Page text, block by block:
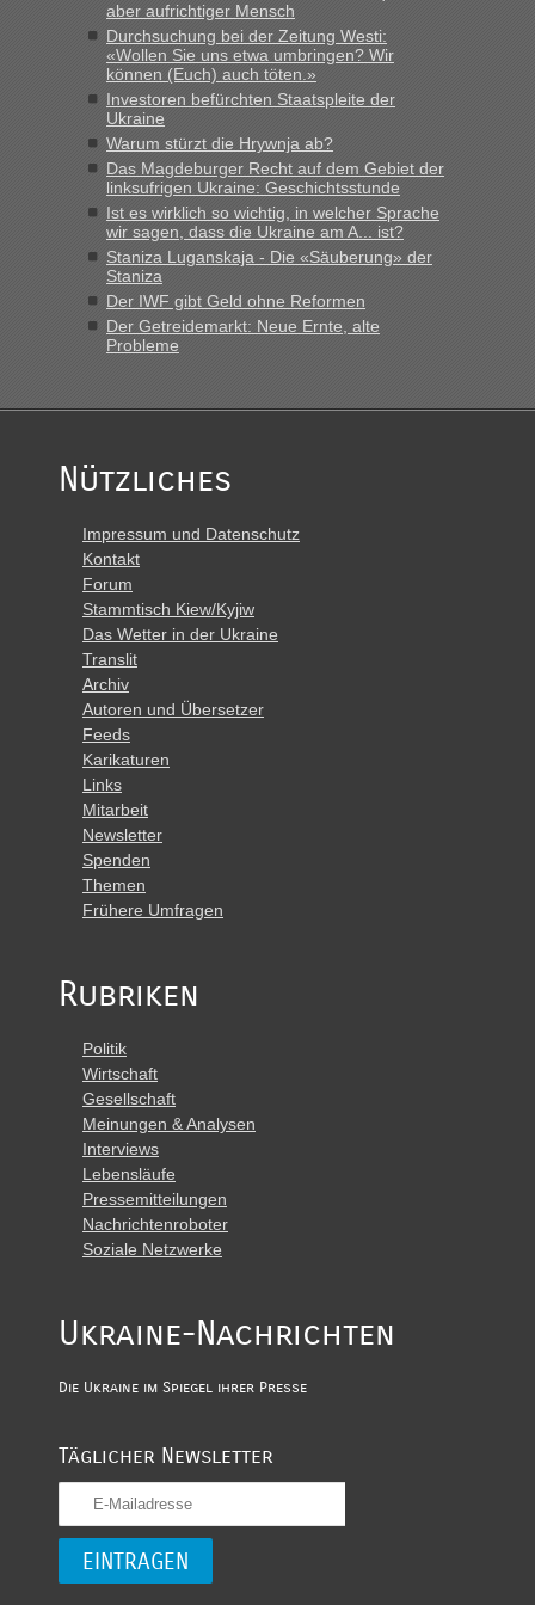
das erste Mal an einem Montagmorgen ca. 15 Fahrzeuge
vor mir, bin sonst der Erste oder Zweite, egal, nach ca 20
Minuten wurde dann die nächste Welle...“
Berichte und Reisetipps • Re: An welchem
Grenzübergang zwischen Polen und der Ukraine geht es am
schnellsten?
„Derzeit, ist es überall sehr voll an den Grenzen Ukraine/
Polen. Zb. Krakovets 100 PKW ca. 10 h Wartezeit. Wollen
Montag rüber, versuchen es sehr früh.“
aber aufrichtiger Mensch
Durchsuchung bei der Zeitung Westi:
«Wollen Sie uns etwa umbringen? Wir
können (Euch) auch töten.»
Investoren befürchten Staatspleite der
Ukraine
Warum stürzt die Hrywnja ab?
Das Magdeburger Recht auf dem Gebiet der
linksufrigen Ukraine: Geschichtsstunde
Ist es wirklich so wichtig, in welcher Sprache
wir sagen, dass die Ukraine am A... ist?
Staniza Luganskaja - Die «Säuberung» der
Staniza
Der IWF gibt Geld ohne Reformen
Der Getreidemarkt: Neue Ernte, alte
Probleme
Nützliches
Impressum und Datenschutz
Kontakt
Forum
Stammtisch Kiew/Kyjiw
Das Wetter in der Ukraine
Translit
Archiv
Autoren und Übersetzer
Feeds
Karikaturen
Links
Mitarbeit
Newsletter
Spenden
Themen
Frühere Umfragen
Rubriken
Politik
Wirtschaft
Gesellschaft
Meinungen & Analysen
Interviews
Lebensläufe
Pressemitteilungen
Nachrichtenroboter
Soziale Netzwerke
Ukraine-Nachrichten
Die Ukraine im Spiegel ihrer Presse
Täglicher Newsletter